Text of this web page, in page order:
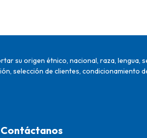
su origen étnico, nacional, raza, lengua,
selección de clientes, condicionamiento
Contáctanos